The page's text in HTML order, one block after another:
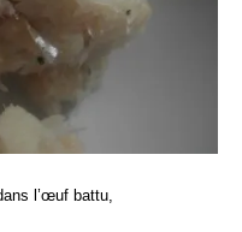
l’œuf battu,